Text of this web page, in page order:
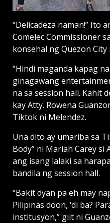
“Delicadeza naman!” Ito
Comelec Commissioner
konsehal ng Quezon City
“Hindi maganda kapag
ginagawang
na sa session hall. Kahit
kay Atty. Rowena
Tiktok ni Melendez.
Una dito ay umariba sa
Body” ni Mariah Carey si
ang isang lalaki sa
bandila ng session hall.
“Bakit dyan pa eh may
Pilipinas doon, ‘di ba?
institusyon,” giit ni